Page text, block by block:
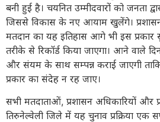
बनी हुई है। चयनित उम्मीदवारों को जनता
जिससे विकास के नए आयाम खुलेंगे।
मतदान का यह इतिहास आगे भी इस प्रकार
तरीके से रिकॉर्ड किया जाएगा। आने वाले
और संयम के साथ सम्पन्न कराई जाएगी
प्रकार का संदेह न रह जाए।
सभी मतदाताओं, प्रशासन अधिकारियों और
तिरुनेल्वेली जिले में यह चुनाव प्रक्रिया